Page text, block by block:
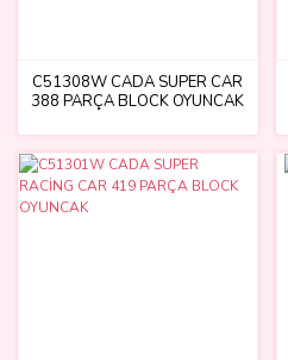
C51308W CADA SUPER CAR
388 PARÇA BLOCK OYUNCAK